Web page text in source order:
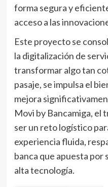
forma segura y
acceso a las
Este proyecto se
la digitalización de
transformar algo tan
pasaje, se impulsa el
mejora
Movi by Bancamiga, el
ser un reto logístico
experiencia fluida,
banca que apuesta por
alta tecnología.